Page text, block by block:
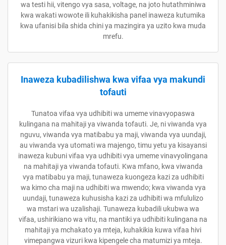
wa testi hii, vitengo vya sasa, voltage, na joto hutathminiwa
kwa wakati wowote ili kuhakikisha panel inaweza kutumika
kwa ufanisi bila shida chini ya mazingira ya uzito kwa muda
mrefu.
Inaweza kubadilishwa kwa vifaa vya makundi
tofauti
Tunatoa vifaa vya udhibiti wa umeme vinavyopaswa
kulingana na mahitaji ya viwanda tofauti. Je, ni viwanda vya
nguvu, viwanda vya matibabu ya maji, viwanda vya uundaji,
au viwanda vya utomati wa majengo, timu yetu ya kisayansi
inaweza kubuni vifaa vya udhibiti vya umeme vinavyolingana
na mahitaji ya viwanda tofauti. Kwa mfano, kwa viwanda
vya matibabu ya maji, tunaweza kuongeza kazi za udhibiti
wa kimo cha maji na udhibiti wa mwendo; kwa viwanda vya
uundaji, tunaweza kuhusisha kazi za udhibiti wa mfululizo
wa mstari wa uzalishaji. Tunaweza kubadili ukubwa wa
vifaa, ushirikiano wa vitu, na mantiki ya udhibiti kulingana na
mahitaji ya mchakato ya mteja, kuhakikia kuwa vifaa hivi
vimepangwa vizuri kwa kipengele cha matumizi ya mteja.